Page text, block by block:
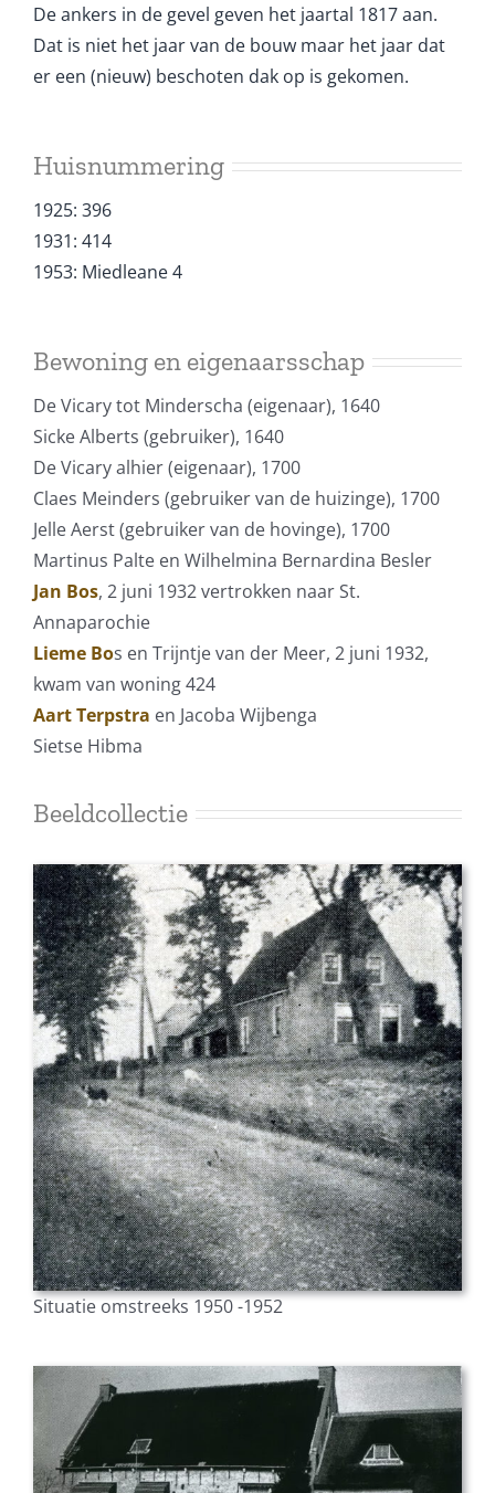
De ankers in de gevel geven het jaartal 1817 aan.
Dat is niet het jaar van de bouw maar het jaar dat
er een (nieuw) beschoten dak op is gekomen.
Huisnummering
1925: 396
1931: 414
1953: Miedleane 4
Bewoning en eigenaarsschap
De Vicary tot Minderscha (eigenaar), 1640
Sicke Alberts (gebruiker), 1640
De Vicary alhier (eigenaar), 1700
Claes Meinders (gebruiker van de huizinge), 1700
Jelle Aerst (gebruiker van de hovinge), 1700
Martinus Palte en Wilhelmina Bernardina Besler
Jan Bos, 2 juni 1932 vertrokken naar St.
Annaparochie
Lieme Bos en Trijntje van der Meer, 2 juni 1932,
kwam van woning 424
Aart Terpstra en Jacoba Wijbenga
Sietse Hibma
Beeldcollectie
Situatie omstreeks 1950 -1952